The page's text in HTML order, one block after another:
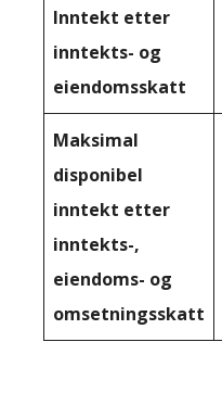
Inntekt etter
inntekts- og
eiendomsskatt
Maksimal
disponibel
inntekt etter
inntekts-,
eiendoms- og
omsetningsskatt